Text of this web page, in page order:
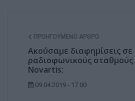
ΠΡΟΗΓΟΎΜΕΝΟ ΆΡΘΡΟ
Ακούσαμε διαφημίσεις σε
ραδιοφωνικούς σταθμούς
Novartis;
09.04.2019 - 17:00